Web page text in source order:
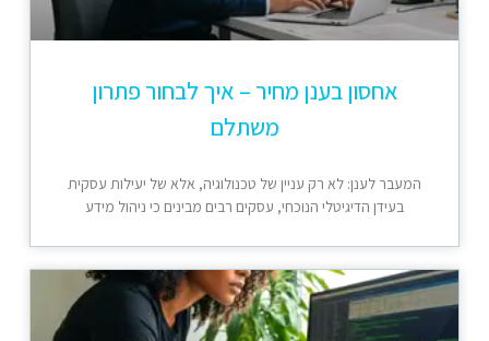
אחסון בענן מחיר – איך לבחור פתרון
משתלם
המעבר לענן: לא רק עניין של טכנולוגיה, אלא של יעילות עסקית
בעידן הדיגיטלי הנוכחי, עסקים רבים מבינים כי ניהול מידע